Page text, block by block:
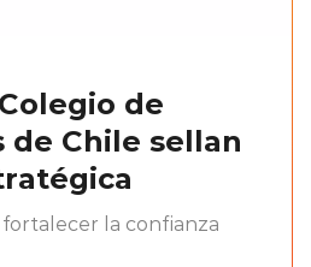
de
de Chile sellan
fortalecer la confianza